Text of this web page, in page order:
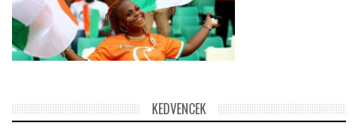
KEDVENCEK